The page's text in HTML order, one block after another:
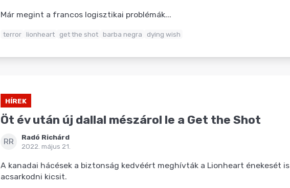
Már megint a francos logisztikai problémák...
terror lionheart get the shot barba negra dying wish
HÍREK
Öt év után új dallal mészárol le a Get the Shot
RR
Radó Richárd
2022. május 21.
A kanadai hácések a biztonság kedvéért meghívták a Lionheart énekesét is
acsarkodni kicsit.